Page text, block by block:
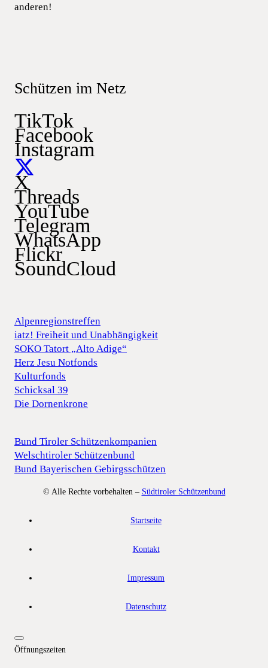
anderen!
Schützen im Netz
TikTok
Facebook
Instagram
X
Threads
YouTube
Telegram
WhatsApp
Flickr
SoundCloud
Alpenregionstreffen
iatz! Freiheit und Unabhängigkeit
SOKO Tatort „Alto Adige“
Herz Jesu Notfonds
Kulturfonds
Schicksal 39
Die Dornenkrone
Bund Tiroler Schützenkompanien
Welschtiroler Schützenbund
Bund Bayerischen Gebirgsschützen
© Alle Rechte vorbehalten – Südtiroler Schützenbund
Startseite
Kontakt
Impressum
Datenschutz
Öffnungszeiten